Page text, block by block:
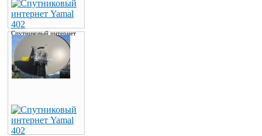
Спутниковый интернет
Yamal 402